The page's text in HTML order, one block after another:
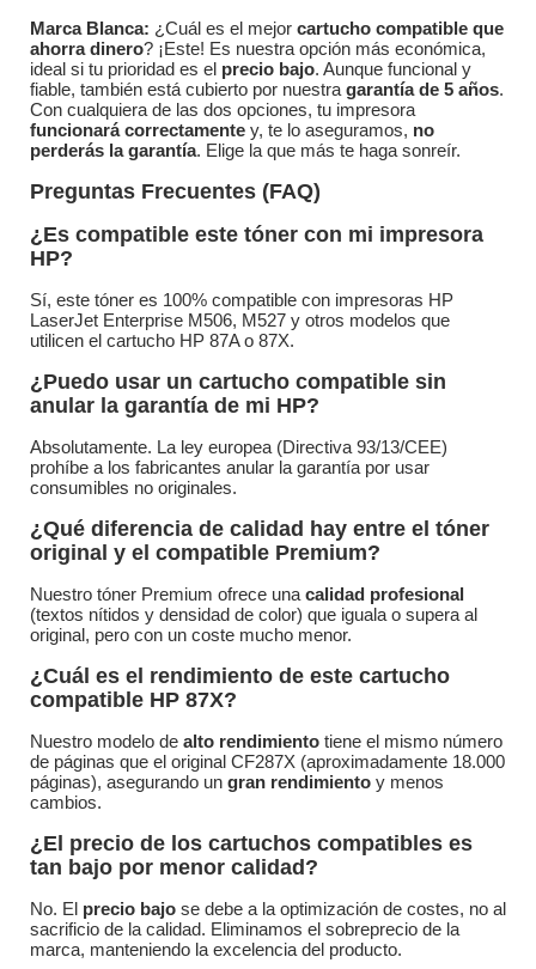
Marca Blanca: ¿Cuál es el mejor cartucho compatible que
ahorra dinero? ¡Este! Es nuestra opción más económica,
ideal si tu prioridad es el precio bajo. Aunque funcional y
fiable, también está cubierto por nuestra garantía de 5 años.
Con cualquiera de las dos opciones, tu impresora
funcionará correctamente y, te lo aseguramos, no
perderás la garantía. Elige la que más te haga sonreír.
Preguntas Frecuentes (FAQ)
¿Es compatible este tóner con mi impresora
HP?
Sí, este tóner es 100% compatible con impresoras HP
LaserJet Enterprise M506, M527 y otros modelos que
utilicen el cartucho HP 87A o 87X.
¿Puedo usar un cartucho compatible sin
anular la garantía de mi HP?
Absolutamente. La ley europea (Directiva 93/13/CEE)
prohíbe a los fabricantes anular la garantía por usar
consumibles no originales.
¿Qué diferencia de calidad hay entre el tóner
original y el compatible Premium?
Nuestro tóner Premium ofrece una calidad profesional
(textos nítidos y densidad de color) que iguala o supera al
original, pero con un coste mucho menor.
¿Cuál es el rendimiento de este cartucho
compatible HP 87X?
Nuestro modelo de alto rendimiento tiene el mismo número
de páginas que el original CF287X (aproximadamente 18.000
páginas), asegurando un gran rendimiento y menos
cambios.
¿El precio de los cartuchos compatibles es
tan bajo por menor calidad?
No. El precio bajo se debe a la optimización de costes, no al
sacrificio de la calidad. Eliminamos el sobreprecio de la
marca, manteniendo la excelencia del producto.